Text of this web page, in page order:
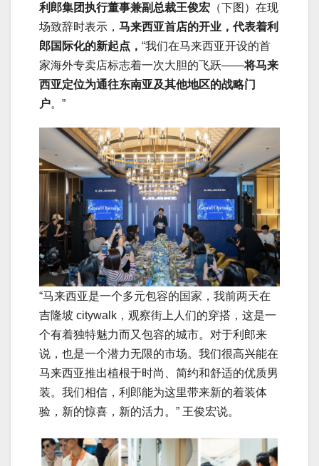
利郎集团执行董事兼副总裁王俊宏 （下图）在现
场致辞时表示， 马来西亚首店的开业，代表着利
郎国际化的新起点， “我们在马来西亚开设的首
家海外专卖店标志着一次大胆的飞跃——将马来
西亚定位为通往东南亚及其他地区的战略门
户。”
“马来西亚是一个多元包容的国家，我前两天在
吉隆坡 citywalk，观察街上人们的穿搭，这是一
个有着独特魅力而又包容的城市。对于利郎来
说，也是一个潜力无限的市场。我们很高兴能在
马来西亚推出植根于时尚、简约和舒适的优质男
装。我们相信，利郎能为这里带来新的着装体
验，新的惊喜，新的活力。” 王俊宏说。